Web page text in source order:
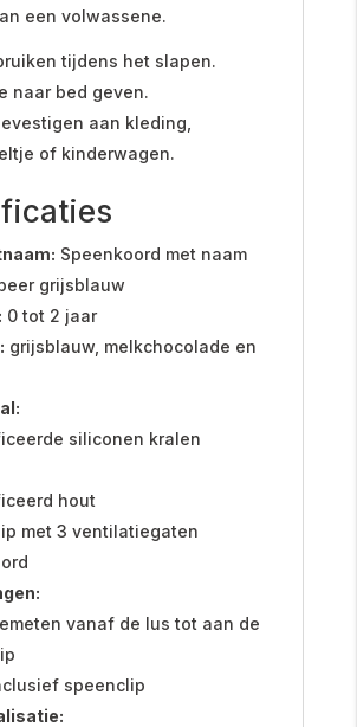
een volwassene.
tijdens het slapen.
naar bed geven.
aan kleding,
of kinderwagen.
Speenkoord met naam
grijsblauw
0 tot 2 jaar
grijsblauw, melkchocolade en
siliconen kralen
hout
met 3 ventilatiegaten
vanaf de lus tot aan de
speenclip